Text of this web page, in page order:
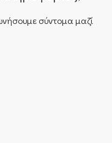
σύντομα μαζί